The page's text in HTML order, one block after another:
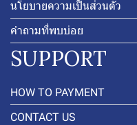
นโยบายความเป็นส่วนตัว
คำถามที่พบบ่อย
SUPPORT
HOW TO PAYMENT
CONTACT US